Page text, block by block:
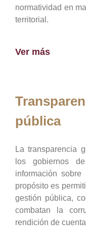
normatividad en
territorial.
Ver más
pública
La transparencia
los gobiernos
información
propósito es
gestión pública,
combatan la
rendición de